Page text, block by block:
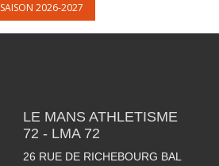
SAISON 2026-2027
LE MANS ATHLETISME
72 - LMA 72
26 RUE DE RICHEBOURG BAL